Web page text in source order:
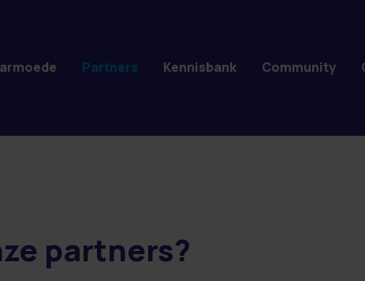
partners?
Partners Kennisbank Community